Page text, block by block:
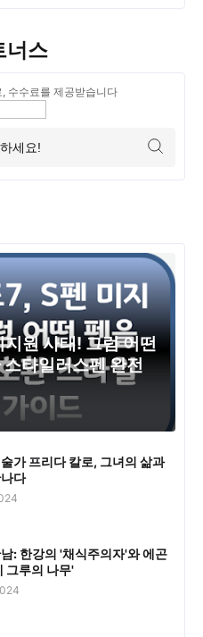
너스
수수료를 제공받습니다
원 사태! 그럼 어떤
타일러스펜 완전
가 프리다 칼로, 그녀의 삶과
다
: 한강의 '채식주의자'와 에곤
그루의 나무'